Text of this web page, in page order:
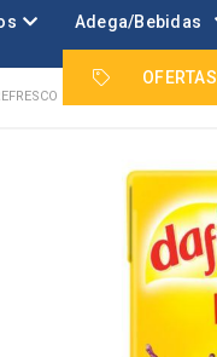
Adega/Bebidas
OFERTAS
DAFRUTA UVA TP 12X1L